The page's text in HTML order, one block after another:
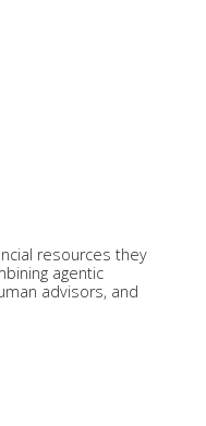
resources they
agentic
advisors, and